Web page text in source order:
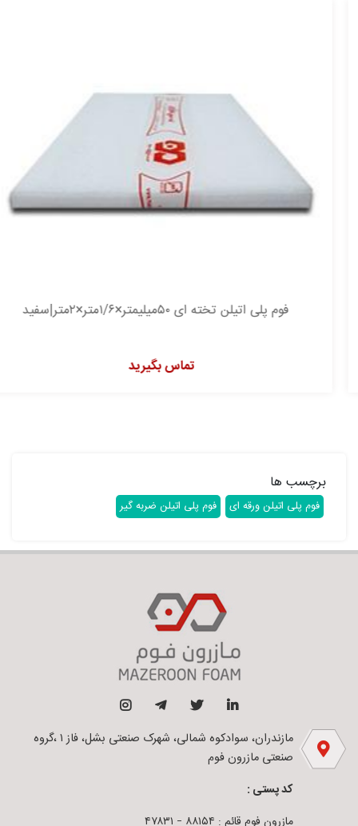
فوم پلی اتیلن تخته ای ۵۰میلیمتر×۱/۶متر×۲متر|سفید
تماس بگیرید
برچسب ها
فوم پلی اتیلن ورقه ای فوم پلی اتیلن ضربه گیر
مازندران، سوادکوه شمالی، شهرک صنعتی بشل، فاز ۱ ،گروه
صنعتی مازرون فوم
کد پستی :
مازرون فوم قائم : ۸۸۱۵۴ – ۴۷۸۳۱